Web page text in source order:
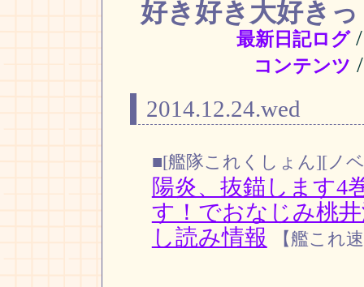
好き好き大好きっ
最新日記ログ
コンテンツ
2014.12.24.wed
■[艦隊これくしょん][ノ
陽炎、抜錨します4
す！でおなじみ桃
し読み情報
【艦これ